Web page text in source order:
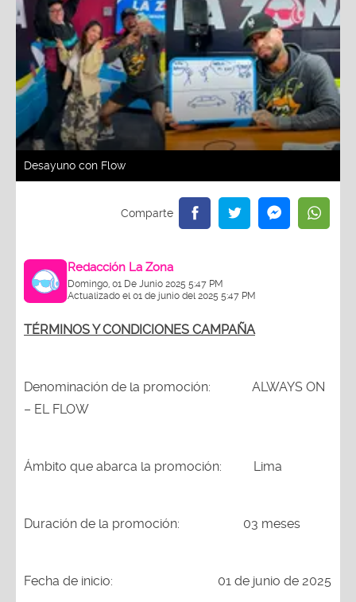
Desayuno con Flow
Redacción La Zona
Domingo, 01 De Junio 2025 5:47 PM
Actualizado el 01 de junio del 2025 5:47 PM
TÉRMINOS Y CONDICIONES CAMPAÑA
Denominación de la promoción: ALWAYS ON
– EL FLOW
Ámbito que abarca la promoción: Lima
Duración de la promoción: 03 meses
Fecha de inicio: 01 de junio de 2025